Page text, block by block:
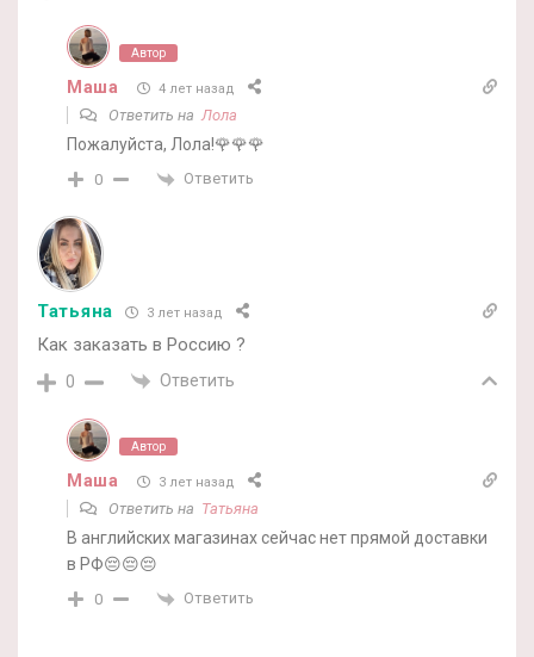
Автор
Маша 4 лет назад
Ответить наЛола
Пожалуйста, Лола!🌹🌹🌹
0 Ответить
Татьяна 3 лет назад
Как заказать в Россию ?
0 Ответить
Автор
Маша 3 лет назад
Ответить на Татьяна
В английских магазинах сейчас нет прямой доставки
в РФ😔😔😔
0 Ответить